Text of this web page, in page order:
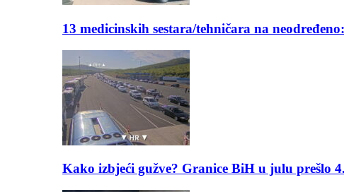
13 medicinskih sestara/tehničara na
Kako izbjeći gužve? Granice BiH u julu prešlo